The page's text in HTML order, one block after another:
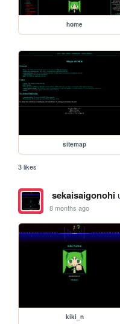
home
sitemap
3 likes
sekaisaigonohi
8 months ago
kiki_n